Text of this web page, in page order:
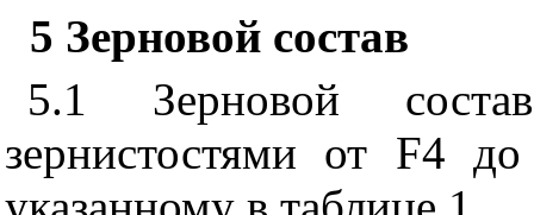
5 Зерновой состав
5.1 Зерновой
зернистостями от F4 до